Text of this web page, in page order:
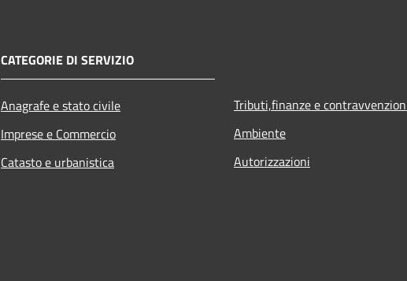
CATEGORIE DI SERVIZIO
Anagrafe e stato civile
Imprese e Commercio
Catasto e urbanistica
Tributi,finanze e
Ambiente
Autorizzazioni